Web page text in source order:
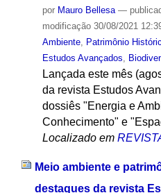
por Mauro Bellesa —
modificação30/08/2021
Ambiente, Patrimônio
Estudos Avançados
Lançada este mês
da revista Estudos
dossiês "Energia e
Conhecimento" e
Localizado em
Meio ambiente e
destaques da revista